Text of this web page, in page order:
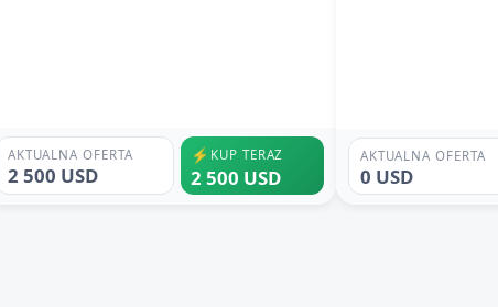
AKTUALNA OFERTA
2 500 USD
⚡ KUP TERAZ
2 500 USD
AKTUALNA OFERTA
0 USD